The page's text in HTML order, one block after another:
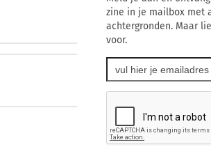
zine in je mailbox met
achtergronden. Maar
voor.